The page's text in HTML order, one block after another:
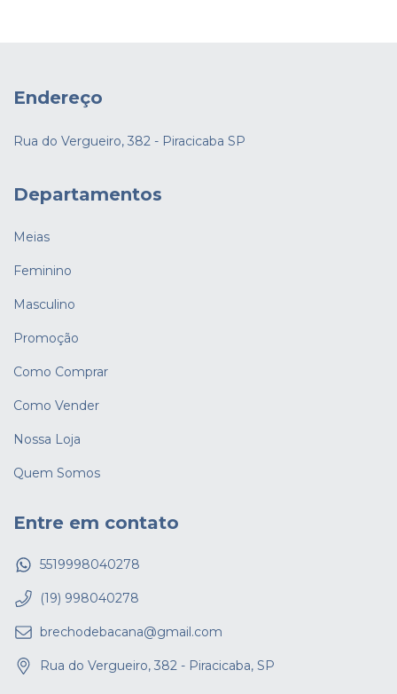
Endereço
Rua do Vergueiro, 382 - Piracicaba SP
Departamentos
Meias
Feminino
Masculino
Promoção
Como Comprar
Como Vender
Nossa Loja
Quem Somos
Entre em contato
5519998040278
(19) 998040278
brechodebacana@gmail.com
Rua do Vergueiro, 382 - Piracicaba, SP